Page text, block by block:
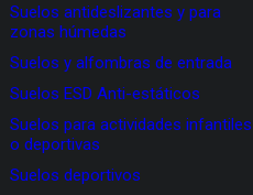
Suelos antideslizantes y para
zonas húmedas
Suelos y alfombras de entrada
Suelos ESD Anti-estáticos
Suelos para actividades infantiles
o deportivas
Suelos deportivos